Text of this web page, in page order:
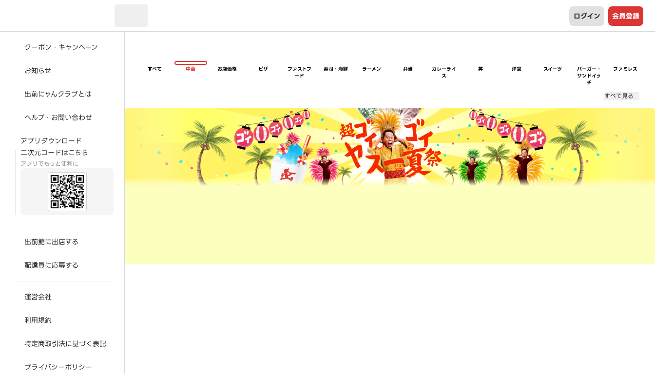
ログイン 会員登録
クーポン・キャンペーン
お知らせ
出前にゃんクラブとは
ヘルプ・お問い合わせ
アプリダウンロード
二次元コードはこちら
アプリでもっと便利に
出前館に出店する
配達員に応募する
運営会社
利用規約
特定商取引法に基づく表記
プライバシーポリシー
すべて 中華 お店価格 ピザ
ファストフ
ード
寿司・海鮮 ラーメン 弁当
カレーライ
ス
丼 洋食 スイーツ
バーガー・
サンドイッ
チ
ファミレス
すべて見る
超ゴイゴイヤスー夏祭